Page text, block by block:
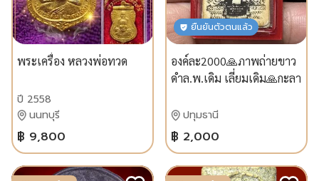
พระเครื่อง หลวงพ่อทวด
ปี 2558
นนทบุรี
฿ 9,800
ยืนยันตัวตนแล้ว
องค์ละ2000🙏ภาพถ่ายขาว
ดำล.พ.เดิม เลี่ยมเดิม🙏กะลา
ธรรมศาลา หลังพอกผงฝั่ง
ตะกรุดทองคำ
ปทุมธานี
฿ 2,000